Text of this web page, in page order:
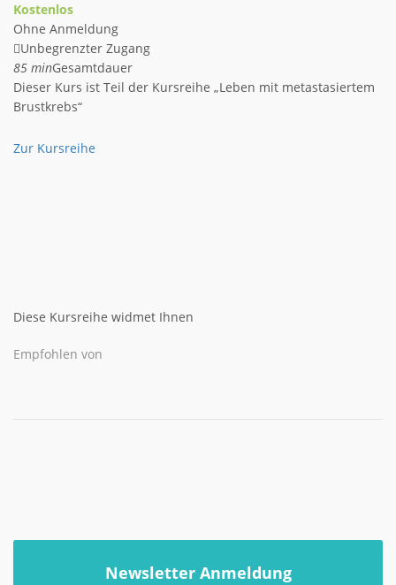
Kostenlos
Ohne Anmeldung
Unbegrenzter Zugang
85 minGesamtdauer
Dieser Kurs ist Teil der Kursreihe „Leben mit metastasiertem
Brustkrebs“
Zur Kursreihe
Diese Kursreihe widmet Ihnen
Empfohlen von
Newsletter Anmeldung